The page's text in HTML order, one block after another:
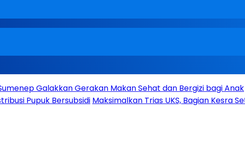
Galakkan Gerakan Makan Sehat dan Bergizi bagi Anak
Pupuk Bersubsidi Maksimalkan Trias UKS, Bagian Kesra